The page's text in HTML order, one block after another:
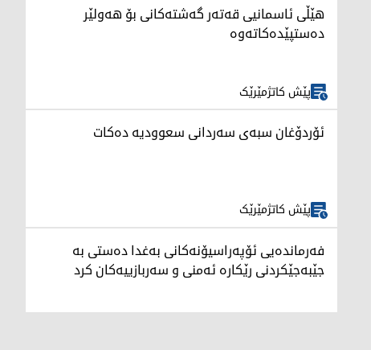
هێڵی ئاسمانیی قەتەر گەشتەکانی بۆ هەولێر
دەستپێدەکاتەوە
پێش کاتژمێرێک
ئۆردۆغان سبەی سەردانی سعوودیە دەکات
پێش کاتژمێرێک
فەرماندەیی ئۆپەراسیۆنەکانی بەغدا دەستی بە
جێبەجێکردنی رێکارە ئەمنی و سەربازییەکان کرد